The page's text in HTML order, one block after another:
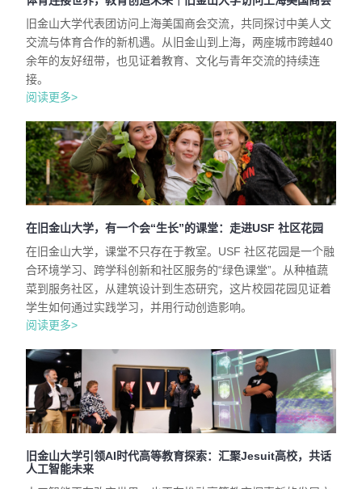
旧金山大学代表团访问上海美国商会交流，共同探讨中美人文
交流与体育合作的新机遇。从旧金山到上海，两座城市跨越40
余年的友好纽带，也见证着教育、文化与青年交流的持续连
接。
阅读更多>
在旧金山大学，有一个会“生长”的课堂：走进USF 社区花园
在旧金山大学，课堂不只存在于教室。USF 社区花园是一个融
合环境学习、跨学科创新和社区服务的“绿色课堂”。从种植蔬
菜到服务社区，从建筑设计到生态研究，这片校园花园见证着
学生如何通过实践学习，并用行动创造影响。
阅读更多>
旧金山大学引领AI时代高等教育探索：汇聚Jesuit高校，共话
人工智能未来